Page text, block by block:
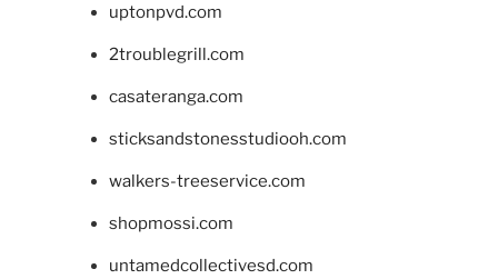
uptonpvd.com
2troublegrill.com
casateranga.com
sticksandstonesstudiooh.com
walkers-treeservice.com
shopmossi.com
untamedcollectivesd.com